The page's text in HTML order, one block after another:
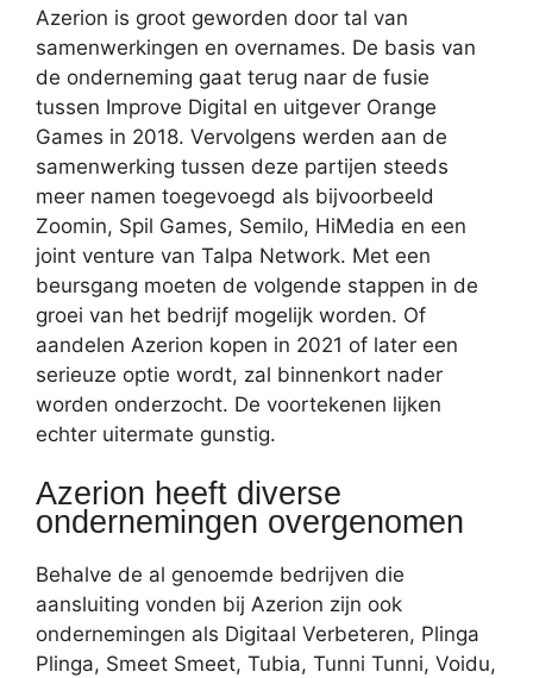
Azerion is groot geworden door tal van
samenwerkingen en overnames. De basis van
de onderneming gaat terug naar de fusie
tussen Improve Digital en uitgever Orange
Games in 2018. Vervolgens werden aan de
samenwerking tussen deze partijen steeds
meer namen toegevoegd als bijvoorbeeld
Zoomin, Spil Games, Semilo, HiMedia en een
joint venture van Talpa Network. Met een
beursgang moeten de volgende stappen in de
groei van het bedrijf mogelijk worden. Of
aandelen Azerion kopen in 2021 of later een
serieuze optie wordt, zal binnenkort nader
worden onderzocht. De voortekenen lijken
echter uitermate gunstig.
Azerion heeft diverse
ondernemingen overgenomen
Behalve de al genoemde bedrijven die
aansluiting vonden bij Azerion zijn ook
ondernemingen als Digitaal Verbeteren, Plinga
Plinga, Smeet Smeet, Tubia, Tunni Tunni, Voidu,